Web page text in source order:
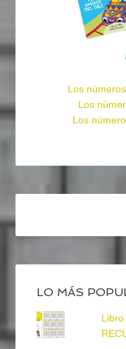
Los
Los
Los
LO MÁS
Libro